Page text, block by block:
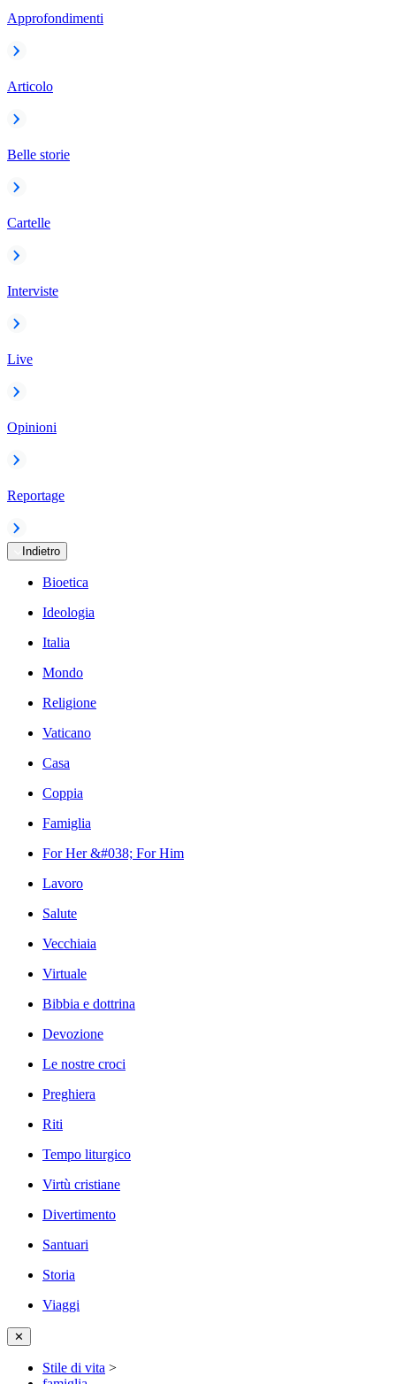
Approfondimenti
Articolo
Belle storie
Cartelle
Interviste
Live
Opinioni
Reportage
Indietro
Bioetica
Ideologia
Italia
Mondo
Religione
Vaticano
Casa
Coppia
Famiglia
For Her &#038; For Him
Lavoro
Salute
Vecchiaia
Virtuale
Bibbia e dottrina
Devozione
Le nostre croci
Preghiera
Riti
Tempo liturgico
Virtù cristiane
Divertimento
Santuari
Storia
Viaggi
✕
Stile di vita >